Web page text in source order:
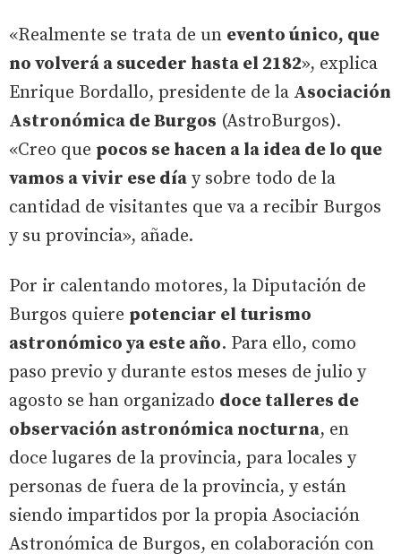
«Realmente se trata de un evento único, que
no volverá a suceder hasta el 2182», explica
Enrique Bordallo, presidente de la Asociación
Astronómica de Burgos (AstroBurgos).
«Creo que pocos se hacen a la idea de lo que
vamos a vivir ese día y sobre todo de la
cantidad de visitantes que va a recibir Burgos
y su provincia», añade.
Por ir calentando motores, la Diputación de
Burgos quiere potenciar el turismo
astronómico ya este año. Para ello, como
paso previo y durante estos meses de julio y
agosto se han organizado doce talleres de
observación astronómica nocturna, en
doce lugares de la provincia, para locales y
personas de fuera de la provincia, y están
siendo impartidos por la propia Asociación
Astronómica de Burgos, en colaboración con